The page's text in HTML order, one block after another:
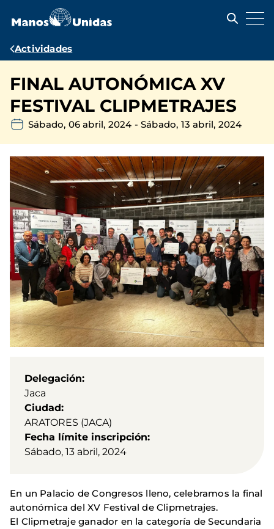
contenido
Ruta
navegación
Actividades
FINAL AUTONÓMICA XV
FESTIVAL CLIPMETRAJES
Sábado, 06 abril, 2024 -Sábado, 13 abril, 2024
Delegación
Jaca
Ciudad
ARATORES (JACA)
Fecha límite inscripción
Sábado, 13 abril, 2024
En un Palacio de Congresos lleno, celebramos la final
autonómica del XV Festival de Clipmetrajes.
El Clipmetraje ganador en la categoría de Secundaria